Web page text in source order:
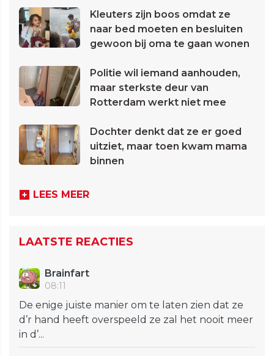
Kleuters zijn boos omdat ze
naar bed moeten en besluiten
gewoon bij oma te gaan wonen
Politie wil iemand aanhouden,
maar sterkste deur van
Rotterdam werkt niet mee
Dochter denkt dat ze er goed
uitziet, maar toen kwam mama
binnen
LEES MEER
LAATSTE REACTIES
Brainfart
08:11
De enige juiste manier om te laten zien dat ze
d’r hand heeft overspeeld ze zal het nooit meer
in d’...